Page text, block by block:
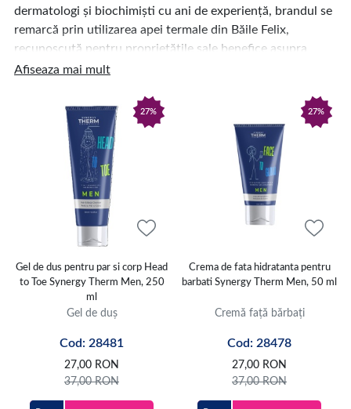
dermatologi și biochimiști cu ani de experiență, brandul se
remarcă prin utilizarea apei termale din Băile Felix,
recunoscută pentru proprietățile sale benefice asupra
pielii.
Afiseaza mai mult
27%
Gel de dus pentru par si corp Head
to Toe Synergy Therm Men, 250
ml
Gel de duș
Cod: 28481
27,00 RON
37,00RON
27%
Crema de fata hidratanta pentru
barbati Synergy Therm Men, 50 ml
Cremă față bărbați
Cod: 28478
27,00 RON
37,00RON